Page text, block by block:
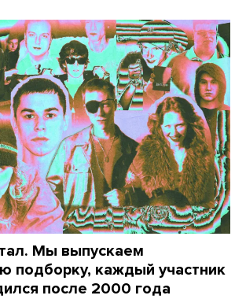
Мы выпускаем
подборку, каждый участник
после 2000 года